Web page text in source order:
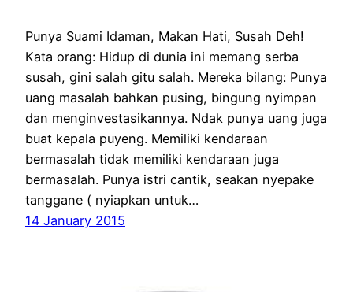
Punya Suami Idaman, Makan Hati, Susah Deh!
Kata orang: Hidup di dunia ini memang serba
susah, gini salah gitu salah. Mereka bilang: Punya
uang masalah bahkan pusing, bingung nyimpan
dan menginvestasikannya. Ndak punya uang juga
buat kepala puyeng. Memiliki kendaraan
bermasalah tidak memiliki kendaraan juga
bermasalah. Punya istri cantik, seakan nyepake
tanggane ( nyiapkan untuk…
14 January 2015